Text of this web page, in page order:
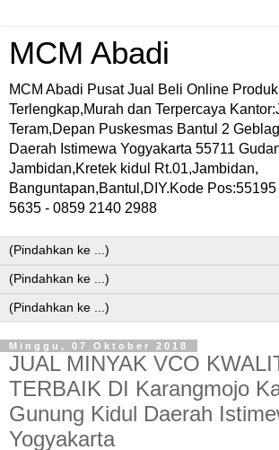
MCM Abadi
MCM Abadi Pusat Jual Beli Online
Terlengkap,Murah dan Terpercaya
Teram,Depan Puskesmas Bantul 2
Daerah Istimewa Yogyakarta 55711
Jambidan,Kretek kidul Rt.01,Jambidan,
Banguntapan,Bantul,DIY.Kode
5635 - 0859 2140 2988
Minggu, 07 Oktober 2018
JUAL MINYAK VCO
TERBAIK DI Karangmojo
Gunung Kidul Daerah
Yogyakarta